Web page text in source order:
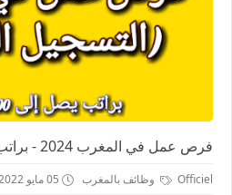
فرص عمل في المغرب 2024 - براتب يصل إلى 8000 درهم
Officiel وظائف بالمغرب
05 مايو 2022